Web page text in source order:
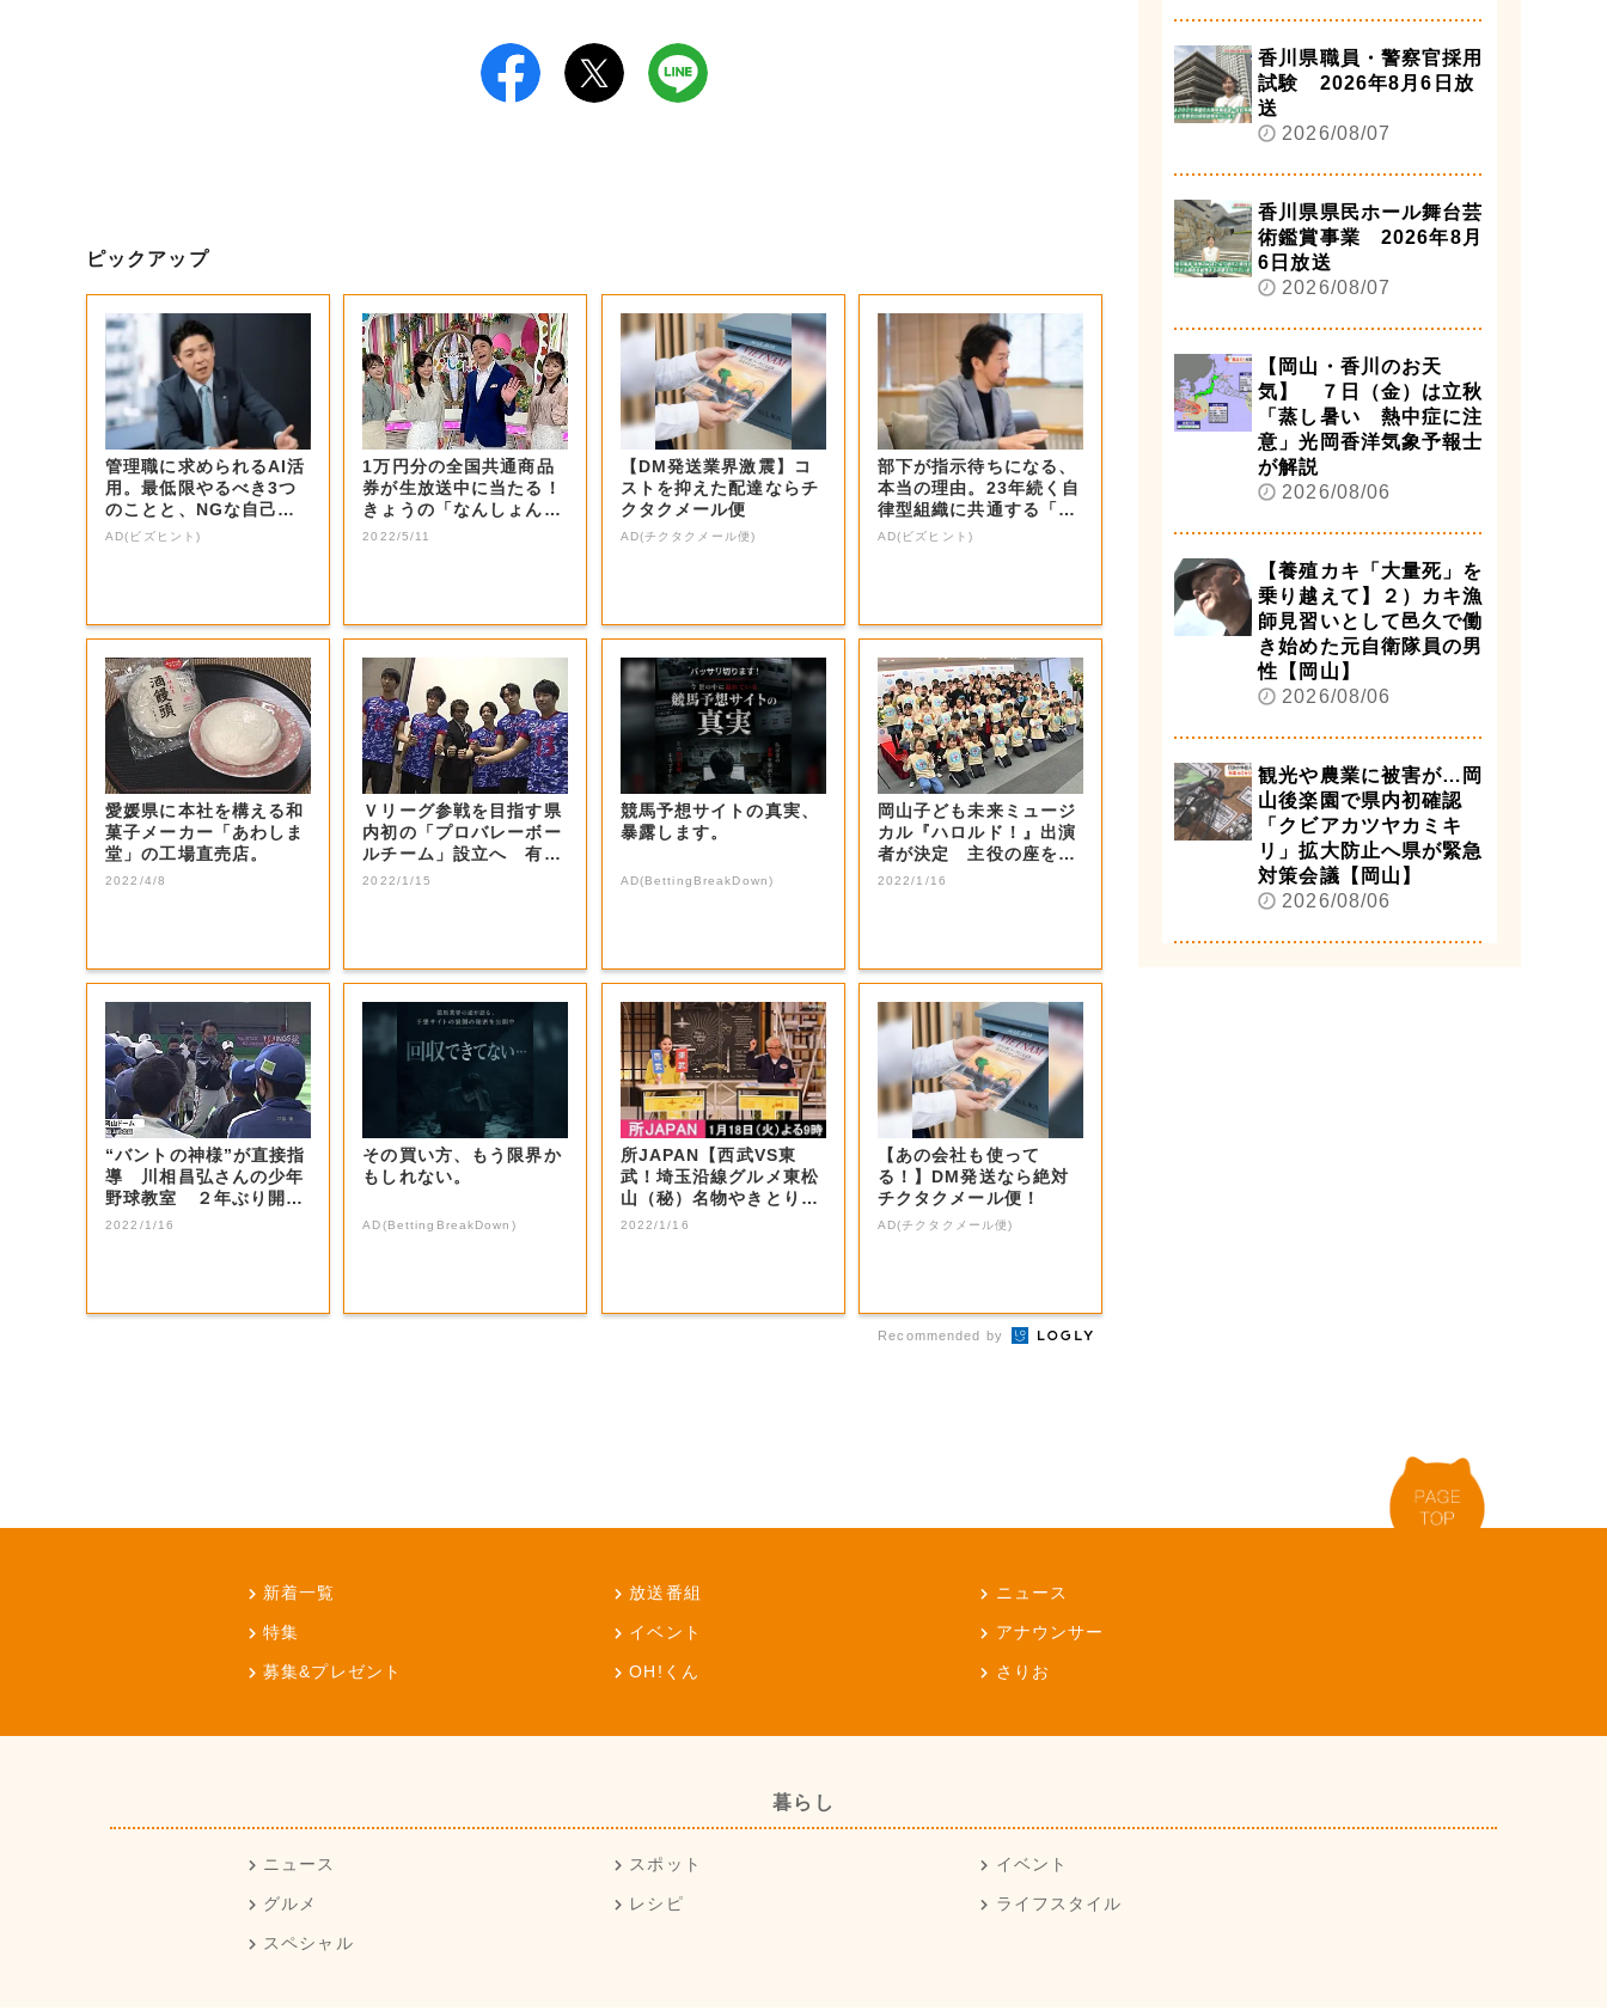
ピックアップ
管理職に求められるAI活
用。最低限やるべき3つ
のことと、NGな自己認
識
AD(ビズヒント)
1万円分の全国共通商品
券が生放送中に当たる！
きょうの「なんしょん？
生電話クイズ」...
2022/5/11
【DM発送業界激震】コ
ストを抑えた配達ならチ
クタクメール便
AD(チクタクメール便)
部下が指示待ちになる、
本当の理由。23年続く自
律型組織に共通する「3
つの要素」
AD(ビズヒント)
愛媛県に本社を構える和
菓子メーカー「あわしま
堂」の工場直売店。
2022/4/8
Ｖリーグ参戦を目指す県
内初の「プロバレーボー
ルチーム」設立へ 有望
選手などの受け...
2022/1/15
競馬予想サイトの真実、
暴露します。
AD(BettingBreakDown)
岡山子ども未来ミュージ
カル『ハロルド！』出演
者が決定 主役の座を射
止めた感想は…...
2022/1/16
“バントの神様”が直接指
導 川相昌弘さんの少年
野球教室 ２年ぶり開催
【岡山・岡山...
2022/1/16
その買い方、もう限界か
もしれない。
AD(BettingBreakDown)
所JAPAN【西武VS東
武！埼玉沿線グルメ東松
山（秘）名物やきとり＆
秩父ホルモン...
2022/1/16
【あの会社も使って
る！】DM発送なら絶対
チクタクメール便！
AD(チクタクメール便)
Recommended by
香川県職員・警察官採用
試験 2026年8月6日放
送
2026/08/07
香川県県民ホール舞台芸
術鑑賞事業 2026年8月
6日放送
2026/08/07
【岡山・香川のお天
気】 ７日（金）は立秋
「蒸し暑い 熱中症に注
意」光岡香洋気象予報士
が解説
2026/08/06
【養殖カキ「大量死」を
乗り越えて】２）カキ漁
師見習いとして邑久で働
き始めた元自衛隊員の男
性【岡山】
2026/08/06
観光や農業に被害が…岡
山後楽園で県内初確認
「クビアカツヤカミキ
リ」拡大防止へ県が緊急
対策会議【岡山】
2026/08/06
新着一覧 放送番組 ニュース
特集 イベント アナウンサー
募集&プレゼント OH!くん さりお
暮らし
ニュース スポット イベント
グルメ レシピ ライフスタイル
スペシャル